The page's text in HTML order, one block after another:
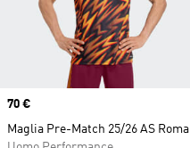
Price
70 €
Maglia Pre-Match 25/26 AS Roma